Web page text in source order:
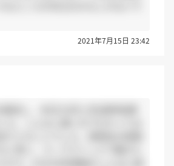
2021年7月15日 23:42